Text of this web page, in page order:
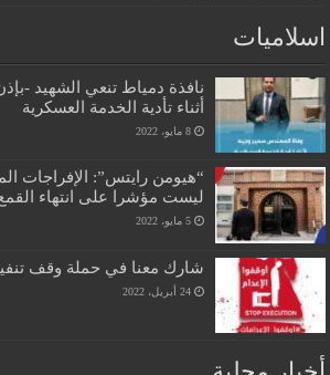
اسلاميات
نافذة دمياط تنعي الشهيد -
أثناء تأدية الخدمة العسكرية
8 مايو، 2022
“هيومن رايتس”: الإفراجات
ليست مؤشرا على انتهاء
5 مايو، 2022
شارك معنا في حملة وقف تنفيذ
24 أبريل، 2022